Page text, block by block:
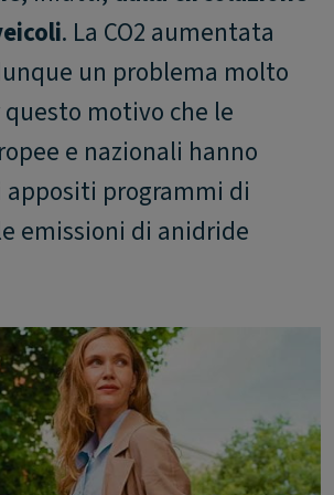
. La CO2 aumentata
un problema molto
motivo che le
e nazionali hanno
programmi di
emissioni di anidride